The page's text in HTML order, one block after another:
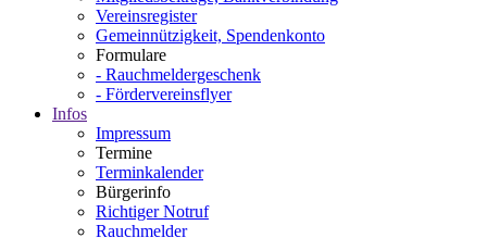
Vereinsregister
Gemeinnützigkeit, Spendenkonto
Formulare
- Rauchmeldergeschenk
- Fördervereinsflyer
Infos
Impressum
Termine
Terminkalender
Bürgerinfo
Richtiger Notruf
Rauchmelder